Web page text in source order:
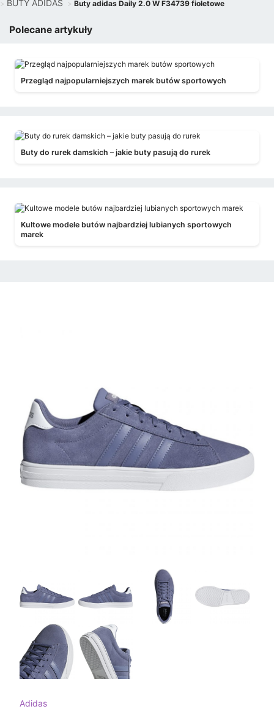
BUTY ADIDAS Buty adidas Daily 2.0 W F34739 fioletowe
Polecane artykuły
Przegląd najpopularniejszych marek butów sportowych
Buty do rurek damskich – jakie buty pasują do rurek
Kultowe modele butów najbardziej lubianych sportowych
marek
Adidas